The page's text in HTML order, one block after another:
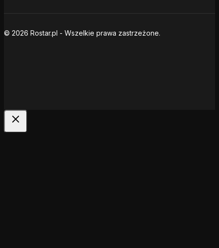
© 2026 Rostar.pl - Wszelkie prawa zastrzeżone.